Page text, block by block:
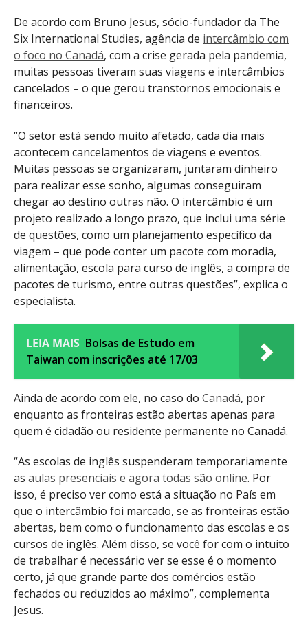
De acordo com Bruno Jesus, sócio-fundador da The
Six International Studies, agência de intercâmbio com
o foco no Canadá, com a crise gerada pela pandemia,
muitas pessoas tiveram suas viagens e intercâmbios
cancelados – o que gerou transtornos emocionais e
financeiros.
“O setor está sendo muito afetado, cada dia mais
acontecem cancelamentos de viagens e eventos.
Muitas pessoas se organizaram, juntaram dinheiro
para realizar esse sonho, algumas conseguiram
chegar ao destino outras não. O intercâmbio é um
projeto realizado a longo prazo, que inclui uma série
de questões, como um planejamento específico da
viagem – que pode conter um pacote com moradia,
alimentação, escola para curso de inglês, a compra de
pacotes de turismo, entre outras questões”, explica o
especialista.
LEIA MAIS Bolsas de Estudo em
Taiwan com inscrições até 17/03
Ainda de acordo com ele, no caso do Canadá, por
enquanto as fronteiras estão abertas apenas para
quem é cidadão ou residente permanente no Canadá.
“As escolas de inglês suspenderam temporariamente
as aulas presenciais e agora todas são online. Por
isso, é preciso ver como está a situação no País em
que o intercâmbio foi marcado, se as fronteiras estão
abertas, bem como o funcionamento das escolas e os
cursos de inglês. Além disso, se você for com o intuito
de trabalhar é necessário ver se esse é o momento
certo, já que grande parte dos comércios estão
fechados ou reduzidos ao máximo”, complementa
Jesus.